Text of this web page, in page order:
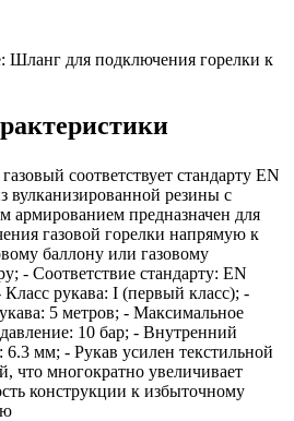
Шланг для подключения горелки к
соответствует стандарту EN
вулканизированной резины с
армированием предназначен для
газовой горелки напрямую к
баллону или газовому
- Соответствие стандарту: EN
Класс рукава: I (первый класс); -
5 метров; - Максимальное
10 бар; - Внутренний
6.3 мм; - Рукав усилен текстильной
что многократно увеличивает
конструкции к избыточному